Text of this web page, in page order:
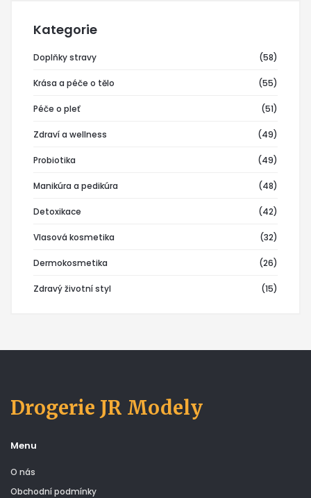
Kategorie
Doplňky stravy (58)
Krása a péče o tělo (55)
Péče o pleť (51)
Zdraví a wellness (49)
Probiotika (49)
Manikúra a pedikúra (48)
Detoxikace (42)
Vlasová kosmetika (32)
Dermokosmetika (26)
Zdravý životní styl (15)
Drogerie JR Modely
Menu
O nás
Obchodní podmínky